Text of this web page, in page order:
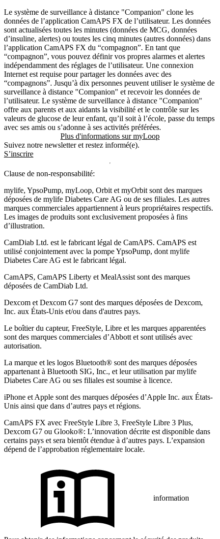
Le système de surveillance à distance "Companion" clone les
données de l’application CamAPS FX de l’utilisateur. Les données
sont actualisées toutes les minutes (données de MCG, données
d’insuline, alertes) ou toutes les cinq minutes (autres données) dans
l’application CamAPS FX du “compagnon”. En tant que
“compagnon”, vous pouvez définir vos propres alarmes et alertes
indépendamment des réglages de l’utilisateur. Une connexion
Internet est requise pour partager les données avec des
“compagnons”. Jusqu’à dix personnes peuvent utiliser le système de
surveillance à distance "Companion" et recevoir les données de
l’utilisateur. Le système de surveillance à distance "Companion"
offre aux parents et aux aidants la visibilité et le contrôle sur les
valeurs de glucose de leur enfant, qu’il soit à l’école, passe du temps
avec ses amis ou s’adonne à ses activités préférées.
Plus d'informations sur myLoop
Suivez notre newsletter et restez informé(e).
S’inscrire
Clause de non-responsabilité:
mylife, YpsoPump, myLoop, Orbit et myOrbit sont des marques
déposées de mylife Diabetes Care AG ou de ses filiales. Les autres
marques commerciales appartiennent à leurs propriétaires respectifs.
Les images de produits sont exclusivement proposées à fins
d’illustration.
CamDiab Ltd. est le fabricant légal de CamAPS. CamAPS est
utilisé conjointement avec la pompe YpsoPump, dont mylife
Diabetes Care AG est le fabricant légal.
CamAPS, CamAPS Liberty et MealAssist sont des marques
déposées de CamDiab Ltd.
Dexcom et Dexcom G7 sont des marques déposées de Dexcom,
Inc. aux États-Unis et/ou dans d'autres pays.
Le boîtier du capteur, FreeStyle, Libre et les marques apparentées
sont des marques commerciales d’Abbott et sont utilisés avec
autorisation.
La marque et les logos Bluetooth® sont des marques déposées
appartenant à Bluetooth SIG, Inc., et leur utilisation par mylife
Diabetes Care AG ou ses filiales est soumise à licence.
iPhone et Apple sont des marques déposées d’Apple Inc. aux États-
Unis ainsi que dans d’autres pays et régions.
CamAPS FX avec FreeStyle Libre 3, FreeStyle Libre 3 Plus,
Dexcom G7 ou Glooko®: L’innovation décrite est disponible dans
certains pays et sera bientôt étendue à d’autres pays. L’expansion
dépend de l’approbation réglementaire locale.
information